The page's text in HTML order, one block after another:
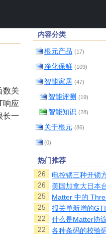
数关
响应
长一
内容分类
根元产品 (17)
净化保鲜 (109)
智能家居 (47)
智能评测 (19)
智能知识 (28)
关于根元 (86)
(0)
热门推荐
26
电控锁三种开锁
26
美国加拿大日本
25
Matter 中的
25
报关单新增的
22
什么是Matter协
22
各种条码的校验